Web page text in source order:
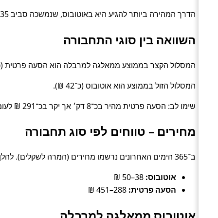
הדרך המהירה ביותר להגיע היא באוטובוס, שנמשכה סביב 35 דק׳. האפשרות הזולה ביותר עלתה כ־35 ₪, בדרך של אוטובוס.
השוואה בין סוגי התחבורה
המסלול הקצר בממוצע ממאלגה למרבלה הוא הסעה פרטית (כ־50
המסלול הזול בממוצע הוא אוטובוס (כ־42 ₪).
שימו לב: הסעה פרטית מהיר בכ־8 דק׳ אך יקר בכ־291 ₪ לעומת אוטובוס.
מחירים – טווחים לפי סוג תחבורה
ב־365 הימים האחרונים נרשמו מחירים (המרה לשקלים). להלן טווחים טיפוסיים לפי סוג:
אוטובוס:
הסעה פרטית: